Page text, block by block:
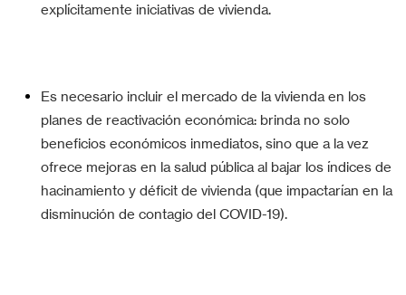
explícitamente iniciativas de vivienda.
Es necesario incluir el mercado de la vivienda en los
planes de reactivación económica: brinda no solo
beneficios económicos inmediatos, sino que a la vez
ofrece mejoras en la salud pública al bajar los índices de
hacinamiento y déficit de vivienda (que impactarían en la
disminución de contagio del COVID-19).